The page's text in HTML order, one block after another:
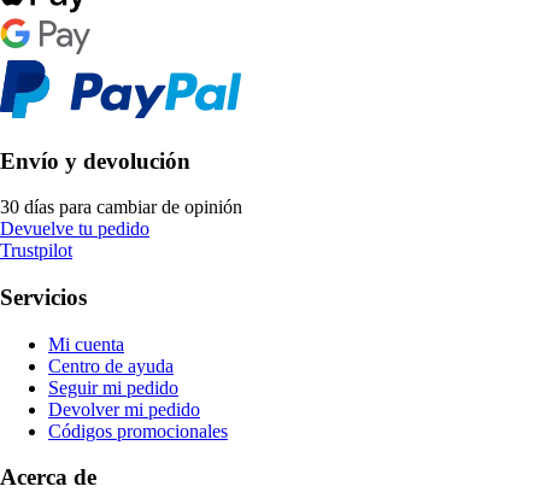
Envío y devolución
30 días para cambiar de opinión
Devuelve tu pedido
Trustpilot
Servicios
Mi cuenta
Centro de ayuda
Seguir mi pedido
Devolver mi pedido
Códigos promocionales
Acerca de